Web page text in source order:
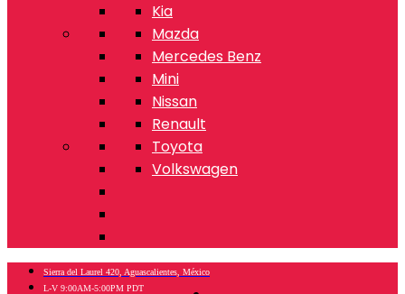
Kia
Mazda
Mercedes Benz
Mini
Nissan
Renault
Toyota
Volkswagen
Sierra del Laurel 420, Aguascalientes, México
L-V 9:00AM-5:00PM PDT